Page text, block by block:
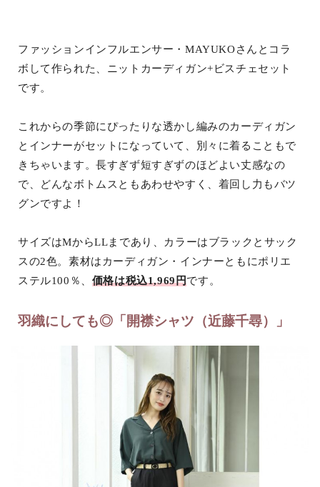
ファッションインフルエンサー・MAYUKOさんとコラ
ボして作られた、ニットカーディガン+ビスチェセット
です。
これからの季節にぴったりな透かし編みのカーディガン
とインナーがセットになっていて、別々に着ることもで
きちゃいます。長すぎず短すぎずのほどよい丈感なの
で、どんなボトムスともあわせやすく、着回し力もバツ
グンですよ！
サイズはMからLLまであり、カラーはブラックとサック
スの2色。素材はカーディガン・インナーともにポリエ
ステル100％、 価格は税込1,969円です。
羽織にしても◎「開襟シャツ（近藤千尋）」